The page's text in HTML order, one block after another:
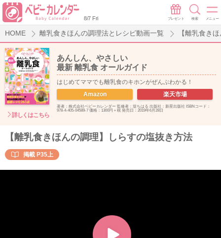
8/7 Fri プレゼント 検索 メニュー
HOME 離乳食きほんの調理法とレシピ動画一覧 【離乳食き
詳しくはこちら
あんしん、やさしい
最新 離乳食 オールガイド
はじめてママでも離乳食のキホンがぜんぶわかる！
Amazon
楽天市場
著者：株式会社ベビーカレンダー 監修者：堤ちはる 出版社：新星出版社 ISBNコード：
978-4-405-04589-7 価格：1300円＋税 発売日：2019年6月28日
【離乳食きほんの調理】しらすの塩抜き方法
掲載 P35上